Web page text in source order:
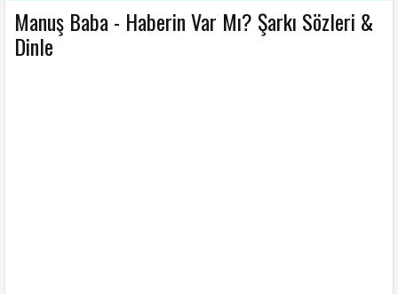
Haberin Var Mı? Şarkı Sözleri Manuş Baba Şarkı Sözleri Şarkı Sözleri
Manuş Baba - Haberin Var Mı? Şarkı Sözleri &
Dinle